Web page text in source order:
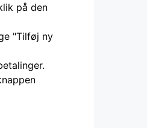
på den
"Tilføj ny